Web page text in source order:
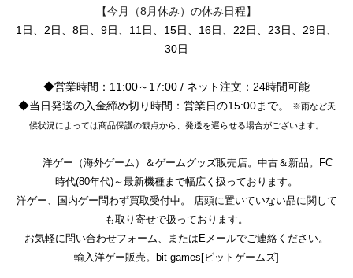
【今月（8月休み）の休み日程】
1日、2日、8日、9日、11日、15日、16日、22日、23日、29日、
30日
◆営業時間：11:00～17:00 / ネット注文：24時間可能
◆当日発送の入金締め切り時間：営業日の15:00まで。
※雨など天
候状況によっては商品保護の観点から、発送を遅らせる場合がございます。
洋ゲー（海外ゲーム）＆ゲームグッズ販売店。中古＆新品。FC
時代(80年代)～最新機種まで幅広く扱っております。
洋ゲー、国内ゲー問わず買取受付中。 店頭に置いていない品に関して
も取り寄せで扱っております。
お気軽に問い合わせフォーム、またはEメールでご連絡ください。
輸入洋ゲー販売。bit-games[ビットゲームズ]